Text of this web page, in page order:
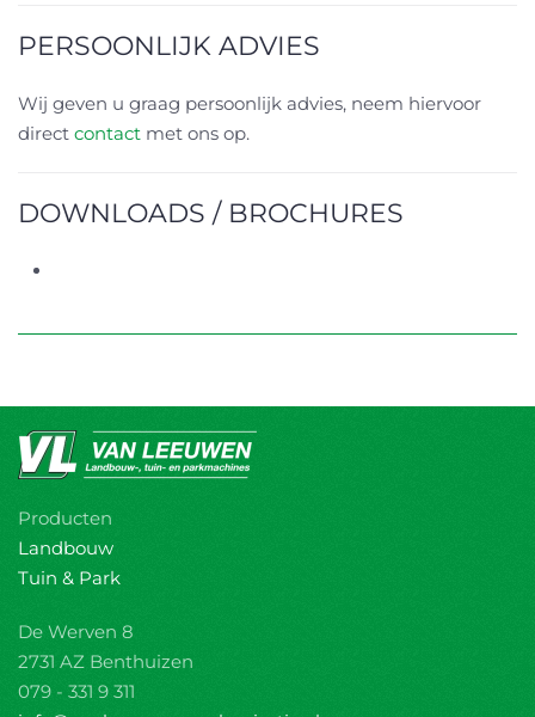
PERSOONLIJK ADVIES
Wij geven u graag persoonlijk advies, neem hiervoor
direct contact met ons op.
DOWNLOADS / BROCHURES
Producten
Landbouw
Tuin & Park
De Werven 8
2731 AZ Benthuizen
079 - 331 9 311